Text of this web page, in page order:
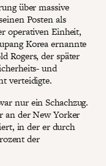
über massive
Posten als
operativen Einheit,
Korea ernannte
Rogers, der später
und
verteidigte.
nur ein Schachzug.
an der New Yorker
in der er durch
der